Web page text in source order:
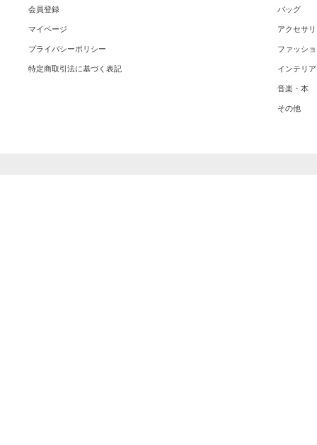
会員登録
マイページ
プライバシーポリシー
特定商取引法に基づく表記
バッグ
アクセサ
ファッシ
インテリア
音楽・本
その他